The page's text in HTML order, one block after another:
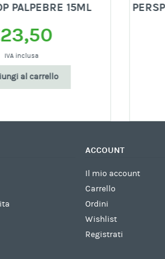
PALPEBRE 15ML
23,50
IVA inclusa
al carrello
ACCOUNT
Il mio account
Carrello
Ordini
Wishlist
Registrati